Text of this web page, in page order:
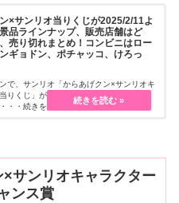
×サンリオ当りくじが2025/2/11よ
品ラインナップ、販売店舗はど
売り切れまとめ！コンビニはロー
ギョドン、ポチャッコ、けろっ
で、サンリオ「からあげクン×サンリオキ
りくじ」が2025年2月11日（火・祝）よ
・・続きを読む
サンリオキャラクター
ンス賞